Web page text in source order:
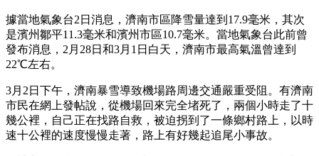
據當地氣象台2日消息，濟南市區降雪量達到17.9毫米，其次
是濱州鄒平11.3毫米和濱州市區10.7毫米。當地氣象台此前曾
發布消息，2月28日和3月1日白天，濟南市最高氣溫曾達到
22℃左右。
3月2日下午，濟南暴雪導致機場路周邊交通嚴重受阻。有濟南
市民在網上發帖說，從機場回來完全堵死了，兩個小時走了十
幾公裡，自己正在找路自救，被迫拐到了一條鄉村路上，以時
速十公裡的速度慢慢走著，路上有好幾起追尾小事故。